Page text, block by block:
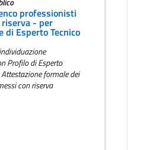
professionisti
- per
di Esperto Tecnico
Profilo di Esperto
formale dei
con riserva